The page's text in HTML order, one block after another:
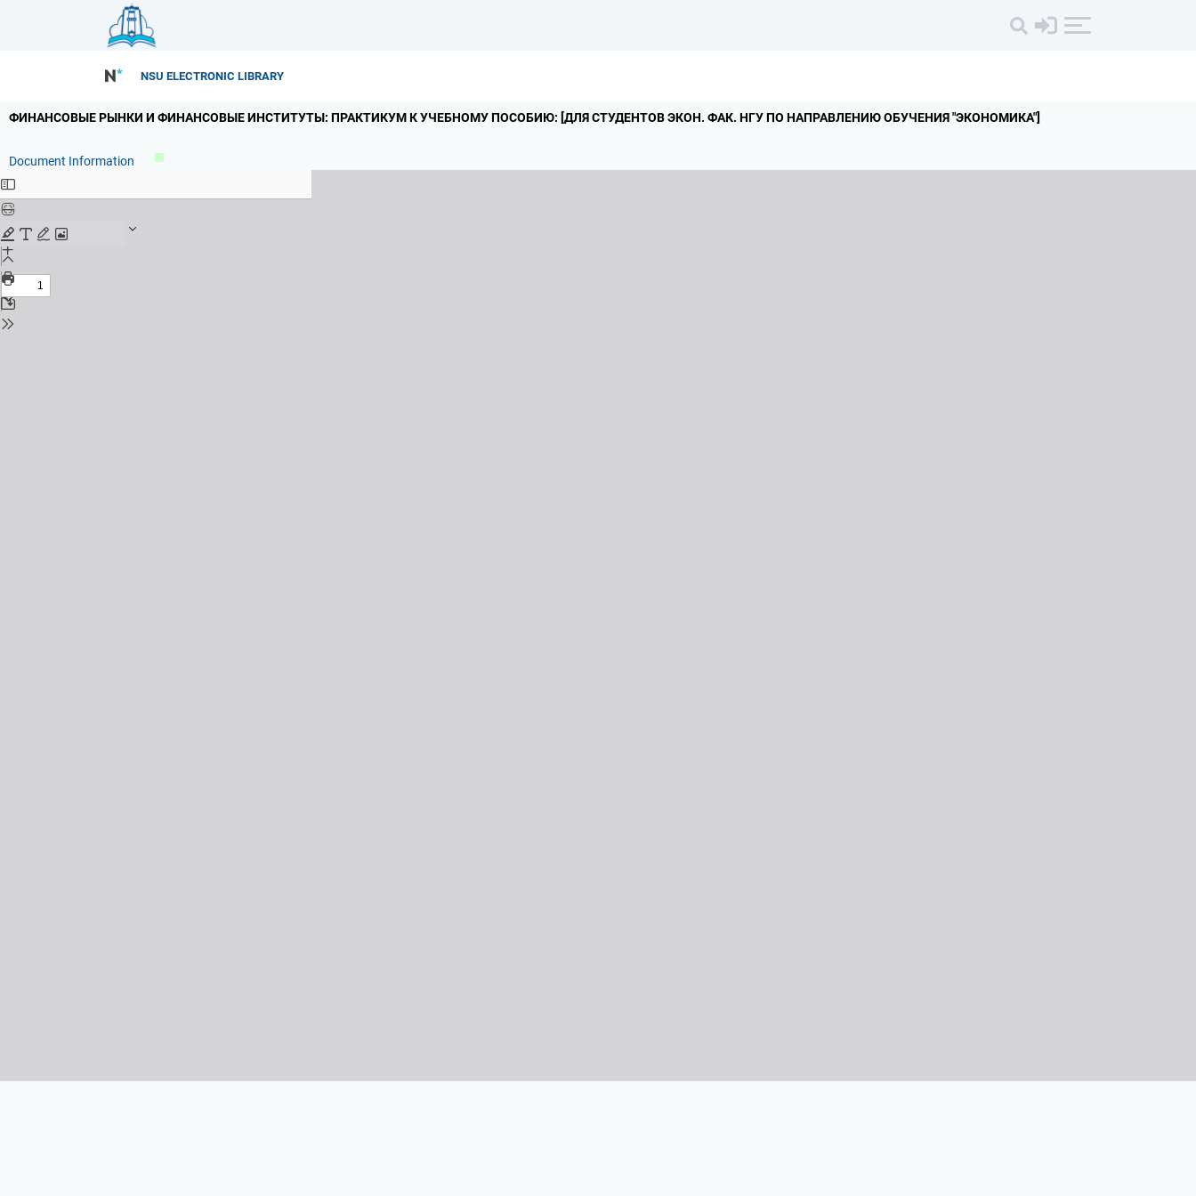
NSU ELECTRONIC LIBRARY
ФИНАНСОВЫЕ РЫНКИ И ФИНАНСОВЫЕ ИНСТИТУТЫ: ПРАКТИКУМ К УЧЕБНОМУ ПОСОБИЮ: [ДЛЯ СТУДЕНТОВ ЭКОН. ФАК. НГУ ПО НАПРАВЛЕНИЮ ОБУЧЕНИЯ "ЭКОНОМИКА"]
Document Information